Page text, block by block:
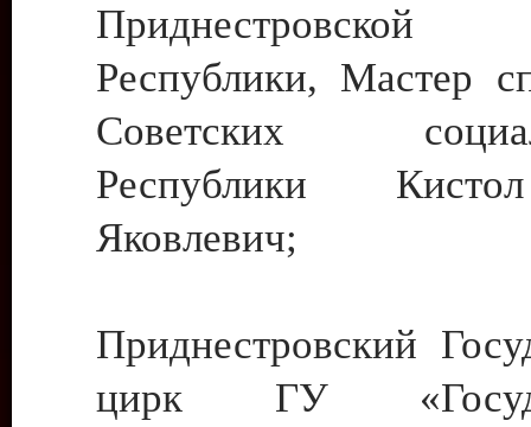
Приднестровской
Республики, Мастер
Советских
Республики
Яковлевич;
Приднестровский
цирк ГУ